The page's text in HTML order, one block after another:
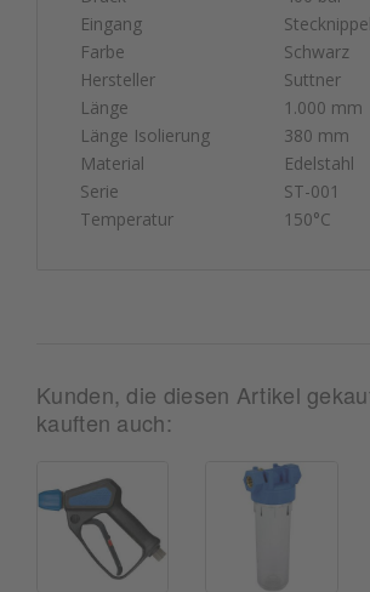
Eingang
Farbe
Schwarz
Hersteller
Suttner
Länge
1.000 mm
Länge Isolierung
380 mm
Material
Edelstahl
Serie
ST-001
Temperatur
150°C
Kunden, die diesen Artikel
kauften auch: